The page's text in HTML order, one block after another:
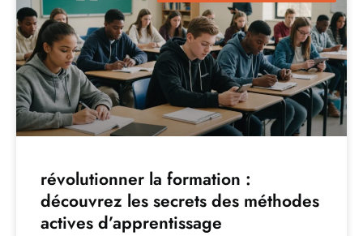
révolutionner la formation :
découvrez les secrets des méthodes
actives d’apprentissage